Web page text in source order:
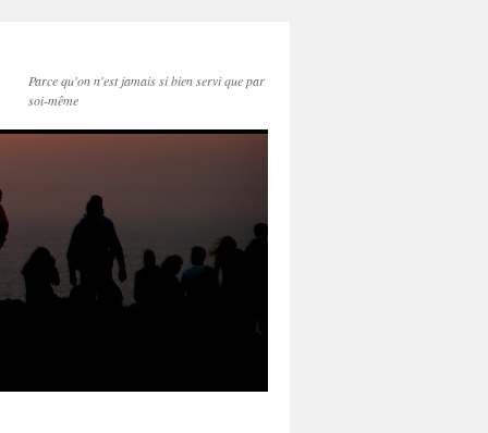
Parce qu'on n'est jamais si bien servi que par
soi-même